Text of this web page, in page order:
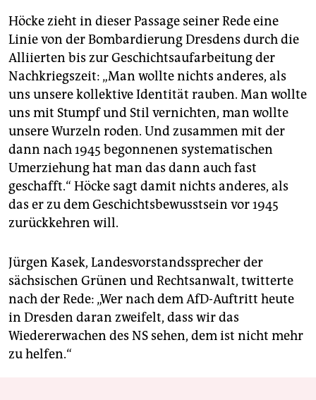
Höcke zieht in dieser Passage seiner Rede eine
Linie von der Bombardierung Dresdens durch die
Alliierten bis zur Geschichtsaufarbeitung der
Nachkriegszeit: „Man wollte nichts anderes, als
uns unsere kollektive Identität rauben. Man wollte
uns mit Stumpf und Stil vernichten, man wollte
unsere Wurzeln roden. Und zusammen mit der
dann nach 1945 begonnenen systematischen
Umerziehung hat man das dann auch fast
geschafft.“ Höcke sagt damit nichts anderes, als
das er zu dem Geschichtsbewusstsein vor 1945
zurückkehren will.
Jürgen Kasek, Landesvorstandssprecher der
sächsischen Grünen und Rechtsanwalt, twitterte
nach der Rede: „Wer nach dem AfD-Auftritt heute
in Dresden daran zweifelt, dass wir das
Wiedererwachen des NS sehen, dem ist nicht mehr
zu helfen.“